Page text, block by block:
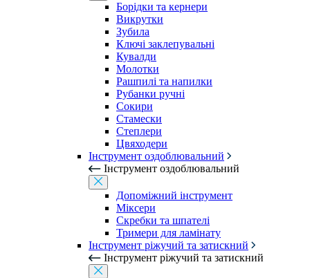
Борідки та кернери
Викрутки
Зубила
Ключі заклепувальні
Кувалди
Молотки
Рашпилі та напилки
Рубанки ручні
Сокири
Стамески
Степлери
Цвяходери
Інструмент оздоблювальний
Інструмент оздоблювальний
Допоміжний інструмент
Міксери
Скребки та шпателі
Тримери для ламінату
Інструмент ріжучий та затискний
Інструмент ріжучий та затискний